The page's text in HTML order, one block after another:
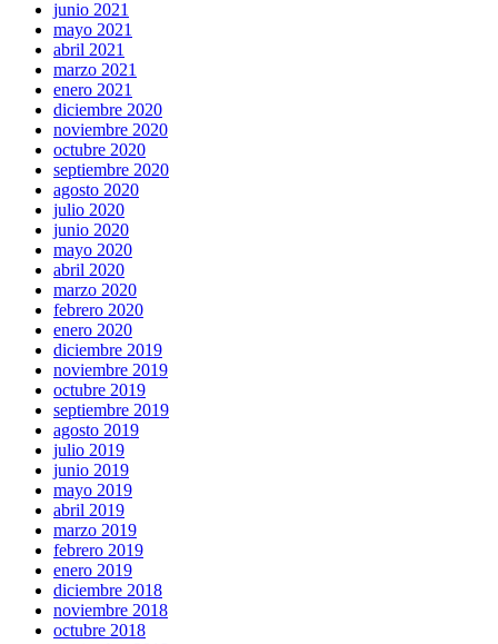
junio 2021
mayo 2021
abril 2021
marzo 2021
enero 2021
diciembre 2020
noviembre 2020
octubre 2020
septiembre 2020
agosto 2020
julio 2020
junio 2020
mayo 2020
abril 2020
marzo 2020
febrero 2020
enero 2020
diciembre 2019
noviembre 2019
octubre 2019
septiembre 2019
agosto 2019
julio 2019
junio 2019
mayo 2019
abril 2019
marzo 2019
febrero 2019
enero 2019
diciembre 2018
noviembre 2018
octubre 2018